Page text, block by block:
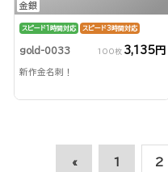
金銀
スピード1時間対応 スピード3時間対応
gold-0033 100枚 3,135円
新作金名刺！
« 1 2